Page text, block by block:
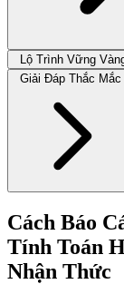
Lộ Trình Vững
Giải Đáp Thắc Mắc
Cách Báo
Tính Toán
Nhận Thức